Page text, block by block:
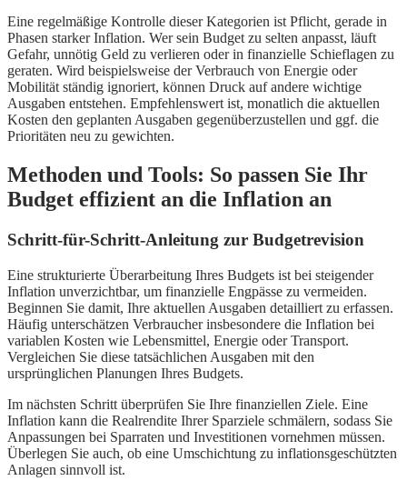
Eine regelmäßige Kontrolle dieser Kategorien ist Pflicht, gerade in
Phasen starker Inflation. Wer sein Budget zu selten anpasst, läuft
Gefahr, unnötig Geld zu verlieren oder in finanzielle Schieflagen zu
geraten. Wird beispielsweise der Verbrauch von Energie oder
Mobilität ständig ignoriert, können Druck auf andere wichtige
Ausgaben entstehen. Empfehlenswert ist, monatlich die aktuellen
Kosten den geplanten Ausgaben gegenüberzustellen und ggf. die
Prioritäten neu zu gewichten.
Methoden und Tools: So passen Sie Ihr
Budget effizient an die Inflation an
Schritt-für-Schritt-Anleitung zur Budgetrevision
Eine strukturierte Überarbeitung Ihres Budgets ist bei steigender
Inflation unverzichtbar, um finanzielle Engpässe zu vermeiden.
Beginnen Sie damit, Ihre aktuellen Ausgaben detailliert zu erfassen.
Häufig unterschätzen Verbraucher insbesondere die Inflation bei
variablen Kosten wie Lebensmittel, Energie oder Transport.
Vergleichen Sie diese tatsächlichen Ausgaben mit den
ursprünglichen Planungen Ihres Budgets.
Im nächsten Schritt überprüfen Sie Ihre finanziellen Ziele. Eine
Inflation kann die Realrendite Ihrer Sparziele schmälern, sodass Sie
Anpassungen bei Sparraten und Investitionen vornehmen müssen.
Überlegen Sie auch, ob eine Umschichtung zu inflationsgeschützten
Anlagen sinnvoll ist.